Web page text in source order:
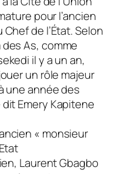
pour l’ancien
de l’État. Selon
As, comme
il y a un an,
un rôle majeur
une année des
Emery Kapitene
« monsieur
Laurent Gbagbo